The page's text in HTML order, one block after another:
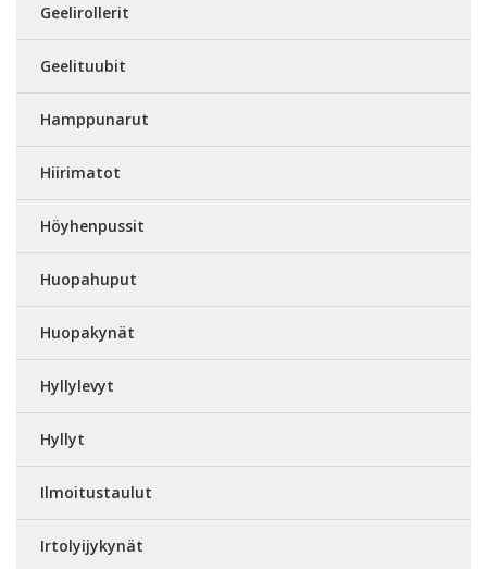
Geelirollerit
Geelituubit
Hamppunarut
Hiirimatot
Höyhenpussit
Huopahuput
Huopakynät
Hyllylevyt
Hyllyt
Ilmoitustaulut
Irtolyijykynät